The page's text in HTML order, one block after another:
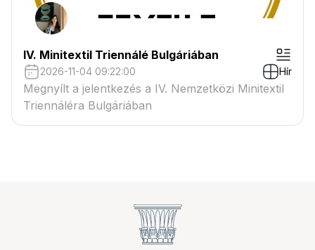
IV. Minitextil Triennálé Bulgáriában
2026-11-04 09:22:00 Hír
Megnyílt a jelentkezés a IV. Nemzetközi Minitextil
Triennáléra Bulgáriában